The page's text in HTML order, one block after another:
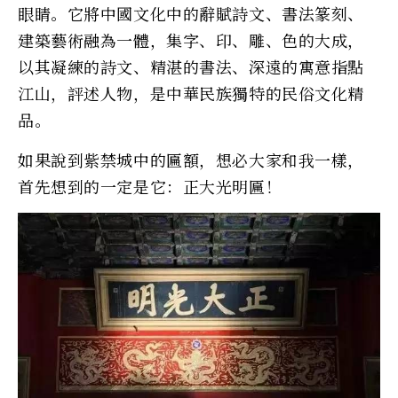
眼睛。它將中國文化中的辭賦詩文、書法篆刻、
建築藝術融為一體，集字、印、雕、色的大成，
以其凝練的詩文、精湛的書法、深遠的寓意指點
江山，評述人物，是中華民族獨特的民俗文化精
品。
如果說到紫禁城中的匾額，想必大家和我一樣，
首先想到的一定是它：正大光明匾！